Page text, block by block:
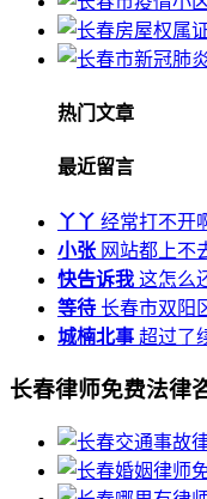
热门文章
最近留言
丫丫 经常打不开
小张 网站都上不
快告诉我 这怎么
等待 长春市双阳
城楠北事 超过了
长春律师免费法律